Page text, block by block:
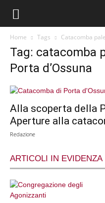
Home Tags Catacomba
Tag: catacomba
Porta d’Ossuna
Alla scoperta della
Aperture alla
Redazione
ARTICOLI IN EVIDENZA